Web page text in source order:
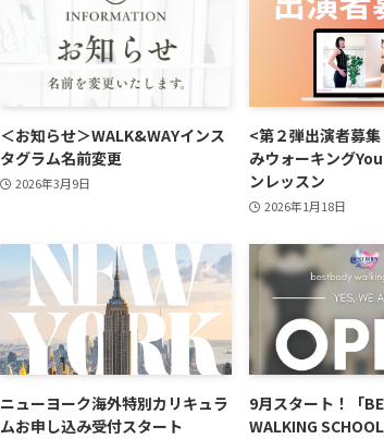
＜お知らせ＞WALK&WAYインス
タグラム名前変更
2026年3月9日
<第２弾出演者募
みウォーキング
ンレッスン
2026年1月18日
ニューヨーク海外特別カリキュラ
ムお申し込み受付スタート
9月スタート！「
WALKING SCHOOL